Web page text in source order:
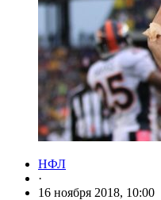
НФЛ
·
16 ноября 2018, 10:00